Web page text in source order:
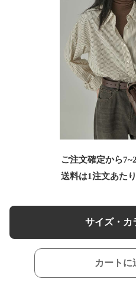
ご注文確定から
送料は1注文あたり
サイズ・カ
カートに